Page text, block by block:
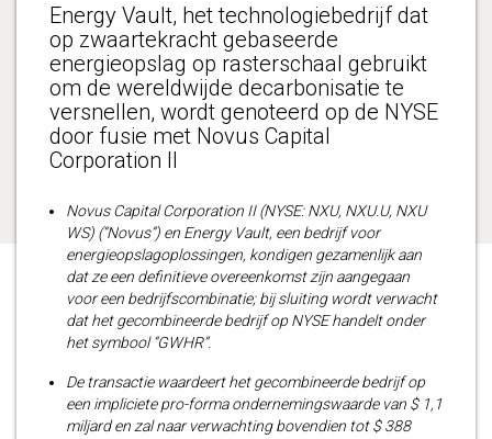
Energy Vault, het technologiebedrijf dat
op zwaartekracht gebaseerde
energieopslag op rasterschaal gebruikt
om de wereldwijde decarbonisatie te
versnellen, wordt genoteerd op de NYSE
door fusie met Novus Capital
Corporation II
Novus Capital Corporation II (NYSE: NXU, NXU.U, NXU
WS) (“Novus”) en Energy Vault, een bedrijf voor
energieopslagoplossingen, kondigen gezamenlijk aan
dat ze een definitieve overeenkomst zijn aangegaan
voor een bedrijfscombinatie; bij sluiting wordt verwacht
dat het gecombineerde bedrijf op NYSE handelt onder
het symbool “GWHR”.
De transactie waardeert het gecombineerde bedrijf op
een impliciete pro-forma ondernemingswaarde van $ 1,1
miljard en zal naar verwachting bovendien tot $ 388